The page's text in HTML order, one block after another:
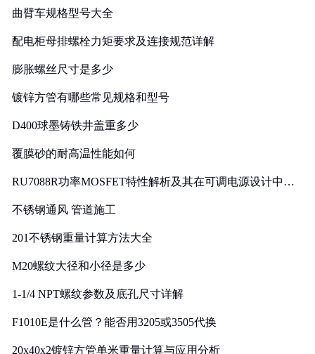
曲臂车规格型号大全
配电柜母排螺栓力矩要求及连接规范详解
膨胀螺丝尺寸是多少
镀锌方管有哪些常见规格和型号
D400球墨铸铁井盖重多少
覆膜砂的耐高温性能如何
RU7088R功率MOSFET特性解析及其在可调电源设计中的
不锈钢通风 管道施工
201不锈钢重量计算方法大全
M20螺纹大径和小径是多少
1-1/4 NPT螺纹参数及底孔尺寸详解
F1010E是什么管？能否用3205或3505代换
20x40x2镀锌方管单米重量计算与应用分析